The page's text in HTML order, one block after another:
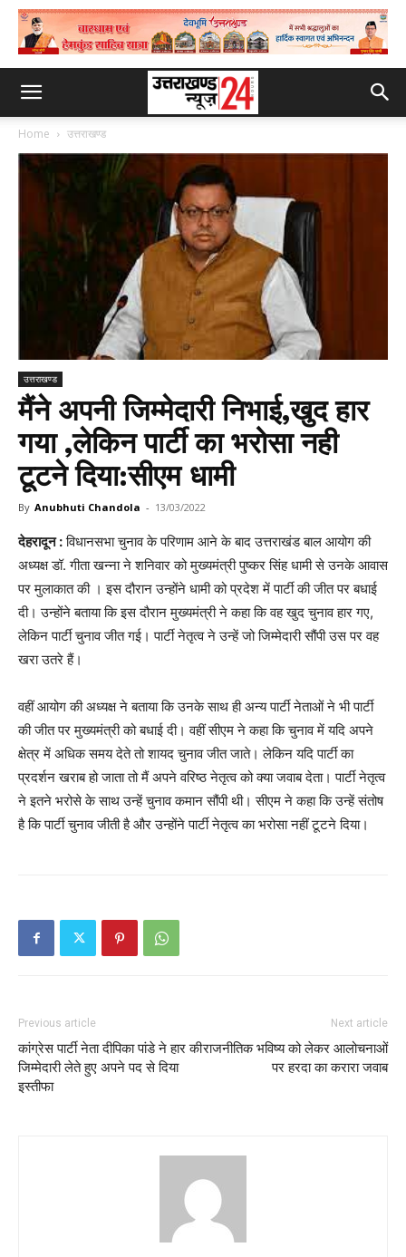
Home उत्तराखण्ड
उत्तराखण्ड
मैंने अपनी जिम्मेदारी निभाई,खुद हार
गया ,लेकिन पार्टी का भरोसा नही
टूटने दिया:सीएम धामी
By Anubhuti Chandola - 13/03/2022
देहरादून :विधानसभा चुनाव के परिणाम आने के बाद उत्तराखंड बाल आयोग की
अध्यक्ष डॉ. गीता खन्ना ने शनिवार को मुख्यमंत्री पुष्कर सिंह धामी से उनके आवास
पर मुलाकात की । इस दौरान उन्होंने धामी को प्रदेश में पार्टी की जीत पर बधाई
दी। उन्होंने बताया कि इस दौरान मुख्यमंत्री ने कहा कि वह खुद चुनाव हार गए,
लेकिन पार्टी चुनाव जीत गई। पार्टी नेतृत्व ने उन्हें जो जिम्मेदारी सौंपी उस पर वह
खरा उतरे हैं।
वहीं आयोग की अध्यक्ष ने बताया कि उनके साथ ही अन्य पार्टी नेताओं ने भी पार्टी
की जीत पर मुख्यमंत्री को बधाई दी। वहीं सीएम ने कहा कि चुनाव में यदि अपने
क्षेत्र में अधिक समय देते तो शायद चुनाव जीत जाते। लेकिन यदि पार्टी का
प्रदर्शन खराब हो जाता तो मैं अपने वरिष्ठ नेतृत्व को क्या जवाब देता। पार्टी नेतृत्व
ने इतने भरोसे के साथ उन्हें चुनाव कमान सौंपी थी। सीएम ने कहा कि उन्हें संतोष
है कि पार्टी चुनाव जीती है और उन्होंने पार्टी नेतृत्व का भरोसा नहीं टूटने दिया।
Previous article
कांग्रेस पार्टी नेता दीपिका पांडे ने हार की
जिम्मेदारी लेते हुए अपने पद से दिया
इस्तीफा
Next article
राजनीतिक भविष्य को लेकर आलोचनाओं
पर हरदा का करारा जवाब